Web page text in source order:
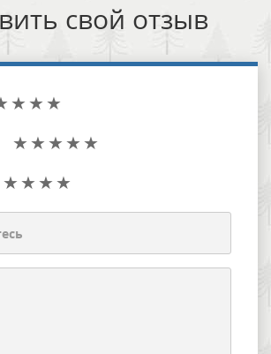
свой отзыв